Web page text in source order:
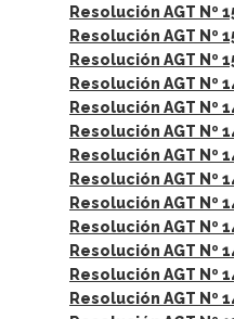
Resolución AGT Nº
Resolución AGT Nº
Resolución AGT Nº
Resolución AGT Nº
Resolución AGT Nº
Resolución AGT Nº
Resolución AGT Nº
Resolución AGT Nº
Resolución AGT Nº
Resolución AGT Nº
Resolución AGT Nº
Resolución AGT Nº
Resolución AGT Nº